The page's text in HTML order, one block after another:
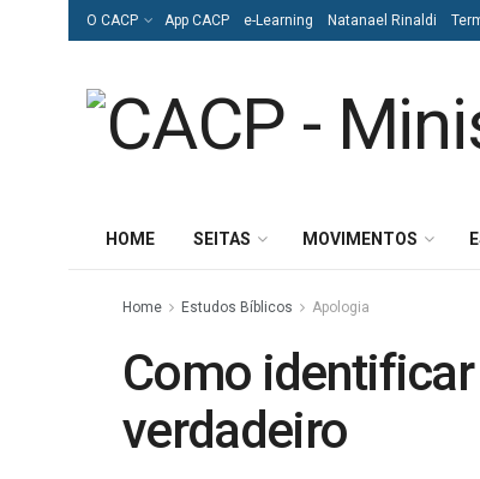
O CACP App CACP e-Learning Natanael Rinaldi
HOME SEITAS MOVIMENTOS
Home Estudos Bíblicos Apologia
Como
verdadeiro